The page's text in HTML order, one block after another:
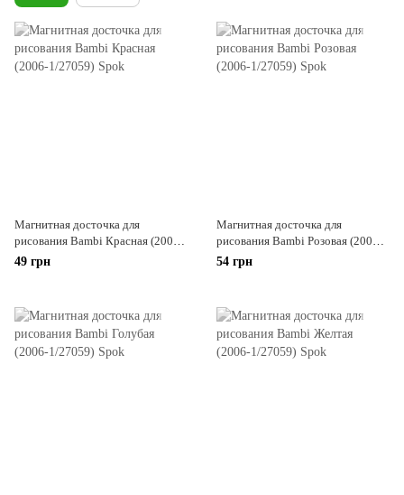
Магнитная досточка для
рисования Bambi Красная (2006-
1/27059)
49 грн
Магнитная досточка для
рисования Bambi Розовая (2006-
1/27059)
54 грн